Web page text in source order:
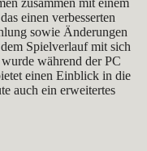
einen verbesserten
sowie Änderungen
Spielverlauf mit sich
während der PC
einen Einblick in die
auch ein erweitertes